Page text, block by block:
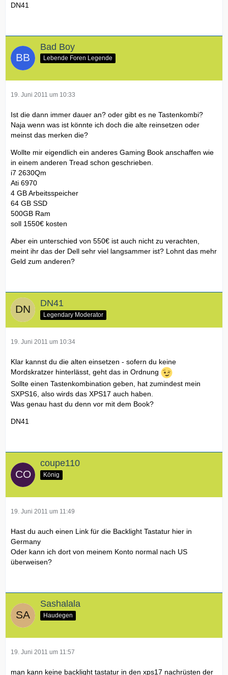
DN41
Bad Boy
Lebende Foren Legende
19. Juni 2011 um 10:33
Ist die dann immer dauer an? oder gibt es ne Tastenkombi?
Naja wenn was ist könnte ich doch die alte reinsetzen oder
meinst das merken die?
Wollte mir eigendlich ein anderes Gaming Book anschaffen wie
in einem anderen Tread schon geschrieben.
i7 2630Qm
Ati 6970
4 GB Arbeitsspeicher
64 GB SSD
500GB Ram
soll 1550€ kosten
Aber ein unterschied von 550€ ist auch nicht zu verachten,
meint ihr das der Dell sehr viel langsammer ist? Lohnt das mehr
Geld zum anderen?
DN41
Legendary Moderator
19. Juni 2011 um 10:34
Klar kannst du die alten einsetzen - sofern du keine
Mordskratzer hinterlässt, geht das in Ordnung
Sollte einen Tastenkombination geben, hat zumindest mein
SXPS16, also wirds das XPS17 auch haben.
Was genau hast du denn vor mit dem Book?
DN41
coupe110
König
19. Juni 2011 um 11:49
Hast du auch einen Link für die Backlight Tastatur hier in
Germany
Oder kann ich dort von meinem Konto normal nach US
überweisen?
Sashalala
Haudegen
19. Juni 2011 um 11:57
man kann keine backlight tastatur in den xps17 nachrüsten der